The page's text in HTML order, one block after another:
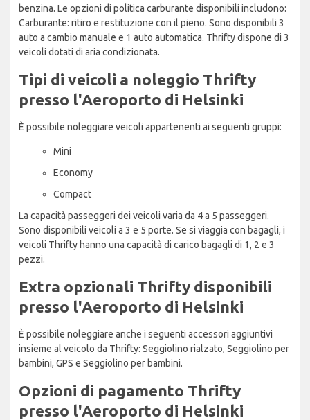
benzina. Le opzioni di politica carburante disponibili includono:
Carburante: ritiro e restituzione con il pieno. Sono disponibili 3
auto a cambio manuale e 1 auto automatica. Thrifty dispone di 3
veicoli dotati di aria condizionata.
Tipi di veicoli a noleggio Thrifty
presso l'Aeroporto di Helsinki
È possibile noleggiare veicoli appartenenti ai seguenti gruppi:
Mini
Economy
Compact
La capacità passeggeri dei veicoli varia da 4 a 5 passeggeri.
Sono disponibili veicoli a 3 e 5 porte. Se si viaggia con bagagli, i
veicoli Thrifty hanno una capacità di carico bagagli di 1, 2 e 3
pezzi.
Extra opzionali Thrifty disponibili
presso l'Aeroporto di Helsinki
È possibile noleggiare anche i seguenti accessori aggiuntivi
insieme al veicolo da Thrifty: Seggiolino rialzato, Seggiolino per
bambini, GPS e Seggiolino per bambini.
Opzioni di pagamento Thrifty
presso l'Aeroporto di Helsinki